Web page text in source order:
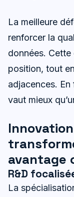
La meilleure
renforcer la
données. Cette
position, tout
adjacences.
vaut mieux
avantage
R&D
La